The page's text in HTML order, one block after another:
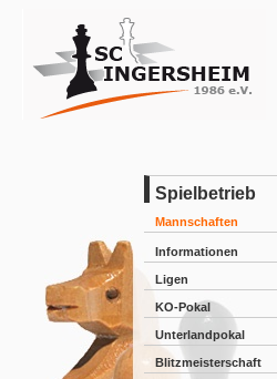
Spielbetrieb
Mannschaften
Informationen
Ligen
KO-Pokal
Unterlandpokal
Blitzmeisterschaft